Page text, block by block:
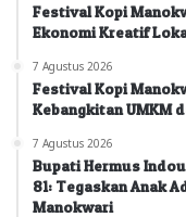
Festival Kopi
Ekonomi Kreatif
7 Agustus 2026
Festival Kopi
Kebangkitan UMKM
7 Agustus 2026
Bupati Hermus
81: Tegaskan Anak
Manokwari